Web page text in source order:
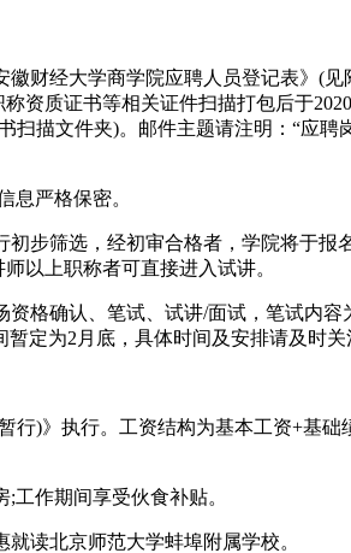
经大学商学院应聘人员登记表》(见
质证书等相关证件扫描打包后于
描文件夹)。邮件主题请注明：“应
严格保密。
筛选，经初审合格者，学院将于报
以上职称者可直接进入试讲。
确认、笔试、试讲/面试，笔试内容
定为2月底，具体时间及安排请及时关
)》执行。工资结构为基本工资+基础
作期间享受伙食补贴。
读北京师范大学蚌埠附属学校。